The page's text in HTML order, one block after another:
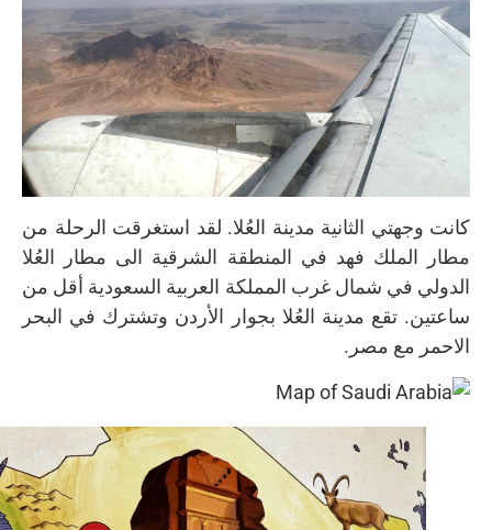
كانت وجهتي الثانية مدينة العُلا. لقد استغرقت الرحلة من
مطار الملك فهد في المنطقة الشرقية الى مطار العُلا
الدولي في شمال غرب المملكة العربية السعودية أقل من
ساعتين. تقع مدينة العُلا بجوار الأردن وتشترك في البحر
الاحمر مع مصر.